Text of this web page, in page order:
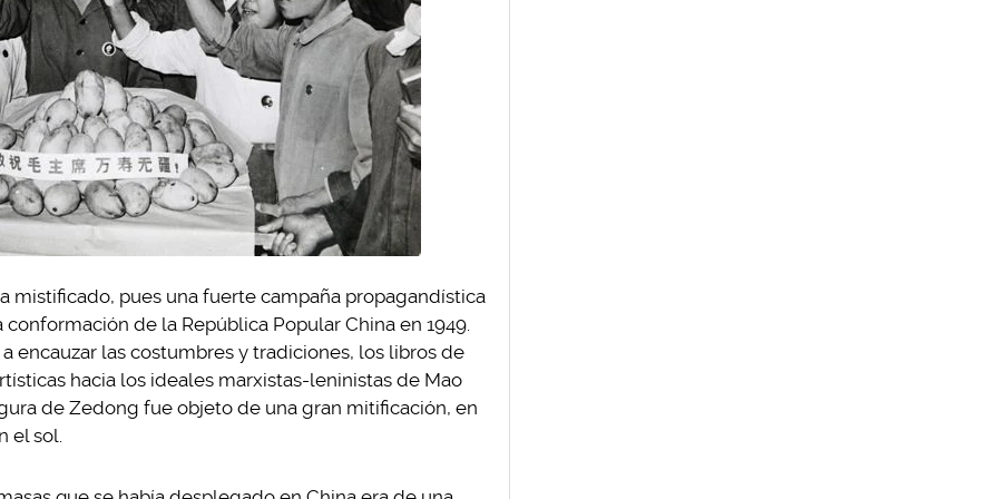
mistificado, pues una fuerte campaña propagandística
de la República Popular China en 1949.
encauzar las costumbres y tradiciones, los libros de
hacia los ideales marxistas-leninistas de Mao
de Zedong fue objeto de una gran mitificación, en
el sol.